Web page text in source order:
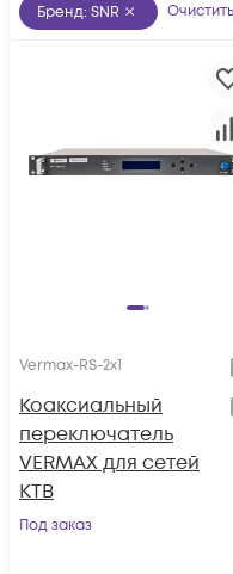
Бренд: SNR
Vermax-RS-2x1
Коаксиальный
переключатель
VERMAX для сетей
КТВ
Под заказ